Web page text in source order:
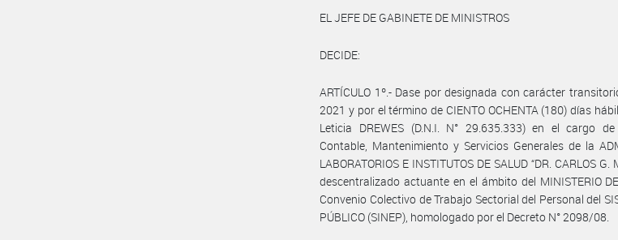
EL JEFE DE GABINETE DE MINISTROS
DECIDE:
ARTÍCULO 1º.- Dase por designada con carácter
2021 y por el término de CIENTO OCHENTA (180) días
Leticia DREWES (D.N.I. N° 29.635.333) en el cargo
Contable, Mantenimiento y Servicios Generales de la
LABORATORIOS E INSTITUTOS DE SALUD “DR. CARLOS
descentralizado actuante en el ámbito del MINISTERIO
Convenio Colectivo de Trabajo Sectorial del Personal del
PÚBLICO (SINEP), homologado por el Decreto N° 2098/08.